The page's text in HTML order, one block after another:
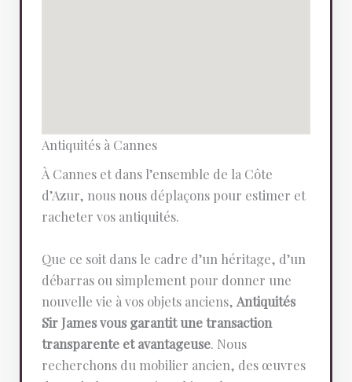
Antiquités à Cannes
À Cannes et dans l’ensemble de la Côte
d’Azur, nous nous déplaçons pour estimer et
racheter vos antiquités.
Que ce soit dans le cadre d’un héritage, d’un
débarras ou simplement pour donner une
nouvelle vie à vos objets anciens, Antiquités
Sir James vous garantit une transaction
transparente et avantageuse. Nous
recherchons du mobilier ancien, des œuvres